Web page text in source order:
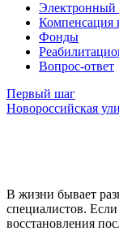
Электронный
Фонды
Вопрос-ответ
Первый шаг
Новороссийская
В жизни бывает
специалистов.
восстановления